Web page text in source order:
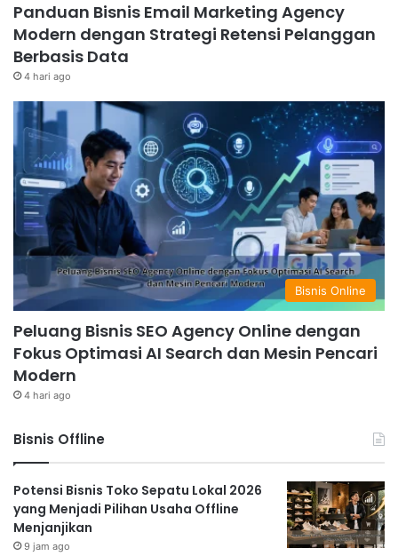
Panduan Bisnis Email Marketing Agency
Modern dengan Strategi Retensi Pelanggan
Berbasis Data
4 hari ago
Bisnis Online
Peluang Bisnis SEO Agency Online dengan
Fokus Optimasi AI Search dan Mesin Pencari
Modern
4 hari ago
Bisnis Offline
Potensi Bisnis Toko Sepatu Lokal 2026
yang Menjadi Pilihan Usaha Offline
Menjanjikan
9 jam ago